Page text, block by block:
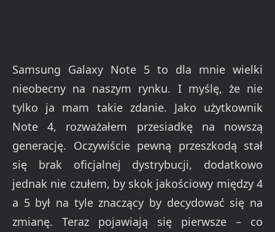
Samsung Galaxy Note 5 to dla mnie wielki
nieobecny na naszym rynku. I myślę, że nie
tylko ja mam takie zdanie. Jako użytkownik
Note 4, rozważałem przesiadkę na nowszą
generację. Oczywiście pewną przeszkodą stał
się brak oficjalnej dystrybucji, dodatkowo
jednak nie czułem, by skok jakościowy między 4
a 5 był na tyle znaczący by decydować się na
zmianę. Teraz pojawiają się pierwsze – co